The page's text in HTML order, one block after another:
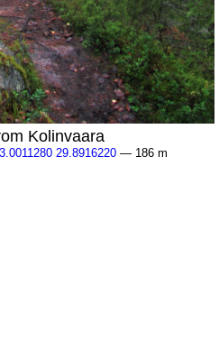
Kolinvaara
29.8916220— 186 m